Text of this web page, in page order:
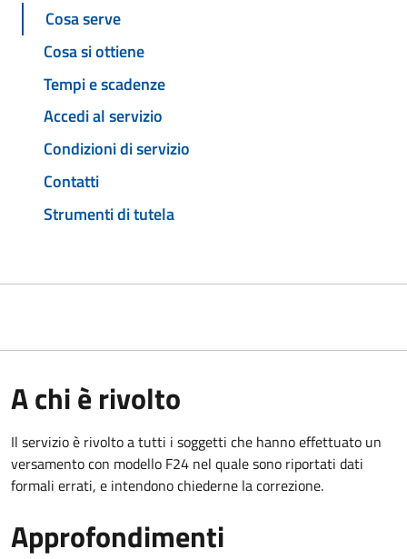
Cosa serve
Cosa si ottiene
Tempi e scadenze
Accedi al servizio
Condizioni di servizio
Contatti
Strumenti di tutela
A chi è rivolto
Il servizio è rivolto a tutti i soggetti che hanno effettuato un
versamento con modello F24 nel quale sono riportati dati
formali errati, e intendono chiederne la correzione.
Approfondimenti